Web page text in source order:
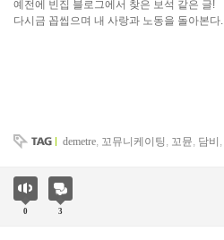
예전에 빈집 블로그에서 찾은 보석 같은 글!
다시금 꼽씹으며 내 사랑과 노동을 돌아본다.
demetre, 꼬뮤니케이팅 , 꼬뮨, 담비 ,
0 3